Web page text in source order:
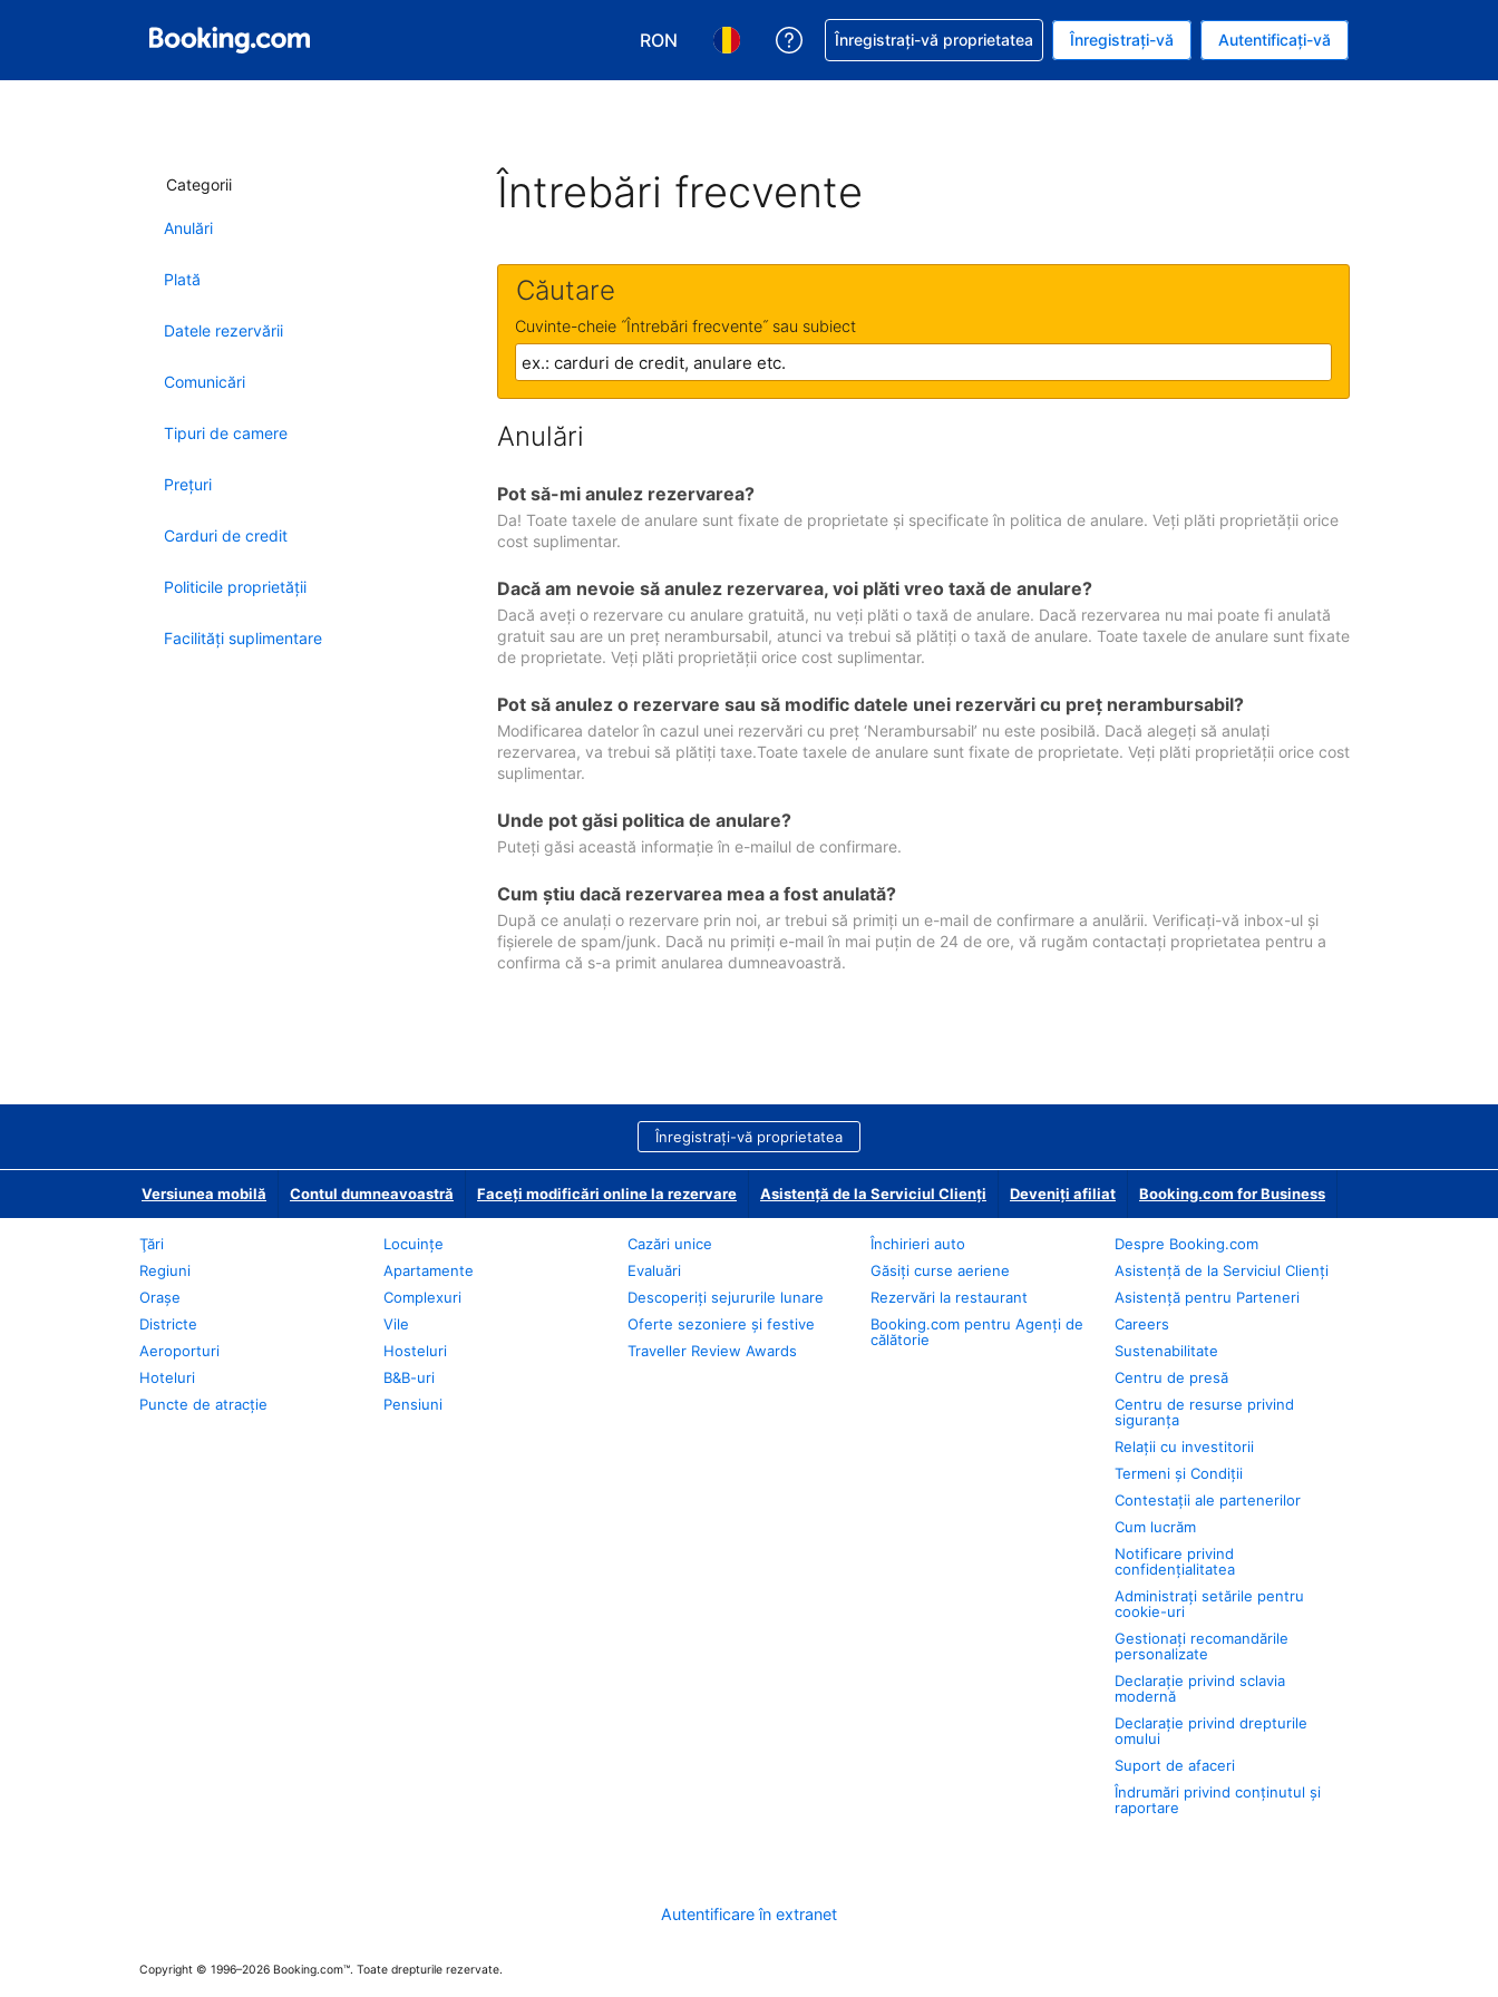
RON
Alegeţi moneda. Moneda actuală este Leu nou românesc
Alegeți limba. Limba actuală este Română
Primiți asistență cu privire la rezervarea dvs.
Înregistrați-vă proprietatea Înregistrați-vă Autentificați-vă
Categorii
Anulări
Plată
Datele rezervării
Comunicări
Tipuri de camere
Preţuri
Carduri de credit
Politicile proprietății
Facilităţi suplimentare
Întrebări frecvente
Căutare
Cuvinte-cheie ˝Întrebări frecvente˝ sau subiect
Anulări
Pot să-mi anulez rezervarea?
Da! Toate taxele de anulare sunt fixate de proprietate și specificate în politica de anulare. Veți plăti proprietății orice
cost suplimentar.
Dacă am nevoie să anulez rezervarea, voi plăti vreo taxă de anulare?
Dacă aveți o rezervare cu anulare gratuită, nu veți plăti o taxă de anulare. Dacă rezervarea nu mai poate fi anulată
gratuit sau are un preț nerambursabil, atunci va trebui să plătiți o taxă de anulare. Toate taxele de anulare sunt fixate
de proprietate. Veți plăti proprietății orice cost suplimentar.
Pot să anulez o rezervare sau să modific datele unei rezervări cu preţ nerambursabil?
Modificarea datelor în cazul unei rezervări cu preț ‘Nerambursabil’ nu este posibilă. Dacă alegeți să anulați
rezervarea, va trebui să plătiți taxe.Toate taxele de anulare sunt fixate de proprietate. Veți plăti proprietății orice cost
suplimentar.
Unde pot găsi politica de anulare?
Puteți găsi această informație în e-mailul de confirmare.
Cum ştiu dacă rezervarea mea a fost anulată?
După ce anulați o rezervare prin noi, ar trebui să primiți un e-mail de confirmare a anulării. Verificați-vă inbox-ul și
fișierele de spam/junk. Dacă nu primiți e-mail în mai puțin de 24 de ore, vă rugăm contactați proprietatea pentru a
confirma că s-a primit anularea dumneavoastră.
Înregistrați-vă proprietatea
Versiunea mobilă Contul dumneavoastră Faceți modificări online la rezervare Asistență de la Serviciul Clienți Deveniţi afiliat Booking.com for Business
Ţări
Regiuni
Oraşe
Districte
Aeroporturi
Hoteluri
Puncte de atracţie
Locuințe
Apartamente
Complexuri
Vile
Hosteluri
B&B-uri
Pensiuni
Cazări unice
Evaluări
Descoperiți sejururile lunare
Oferte sezoniere și festive
Traveller Review Awards
Închirieri auto
Găsiți curse aeriene
Rezervări la restaurant
Booking.com pentru Agenți de
călătorie
Despre Booking.com
Asistență de la Serviciul Clienți
Asistență pentru Parteneri
Careers
Sustenabilitate
Centru de presă
Centru de resurse privind
siguranța
Relații cu investitorii
Termeni și Condiții
Contestații ale partenerilor
Cum lucrăm
Notificare privind
confidențialitatea
Administrați setările pentru
cookie-uri
Gestionați recomandările
personalizate
Declarație privind sclavia
modernă
Declarație privind drepturile
omului
Suport de afaceri
Îndrumări privind conținutul și
raportare
Autentificare în extranet
Copyright © 1996–2026 Booking.com™. Toate drepturile rezervate.